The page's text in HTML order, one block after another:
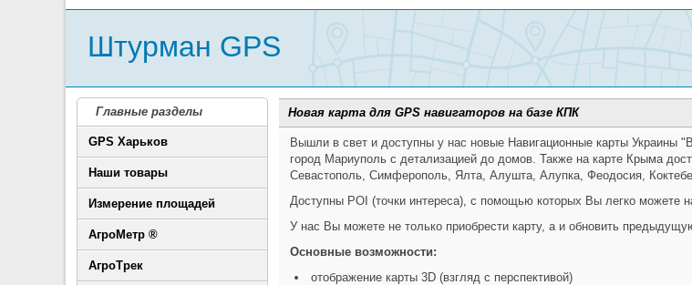
Штурман GPS
Главные разделы
GPS Харьков
Наши товары
Измерение площадей
АгроМетр ®
АгроТрек
Новая карта для GPS навигаторов на базе КПК
Вышли в свет и доступны у нас новые Навигационные карты Украины
город Мариуполь с детализацией до домов. Также на карте Крыма
Севастополь, Симферополь, Ялта, Алушта, Алупка, Феодосия,
Доступны POI (точки интереса), с помощью которых Вы легко можете
У нас Вы можете не только приобрести карту, а и обновить
Основные возможности:
отображение карты 3D (взгляд с перспективой)